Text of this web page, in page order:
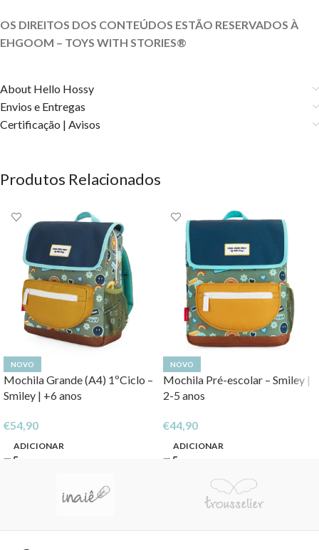
OS DIREITOS DOS CONTEÚDOS ESTÃO RESERVADOS À
EHGOOM – TOYS WITH STORIES®️
About Hello Hossy
Envios e Entregas
Certificação | Avisos
Produtos Relacionados
NOVO
Mochila Grande (A4) 1ºCiclo –
Smiley | +6 anos
€54,90
ADICIONAR
NOVO
Mochila Pré-escolar – Smiley |
2-5 anos
€44,90
ADICIONAR